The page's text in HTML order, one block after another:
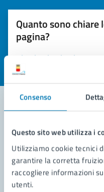
Consenso
Questo sito web utilizza i
Utilizziamo cookie tecnici
garantire la corretta
raccogliere informazioni
utenti.
Quanto sono
pagina?
Valuta la chiarezza delle
Seleziona il numero di
Valuta 1 stelle su 5
Contatta il comune
Leggi le domande
Richiedi assistenza